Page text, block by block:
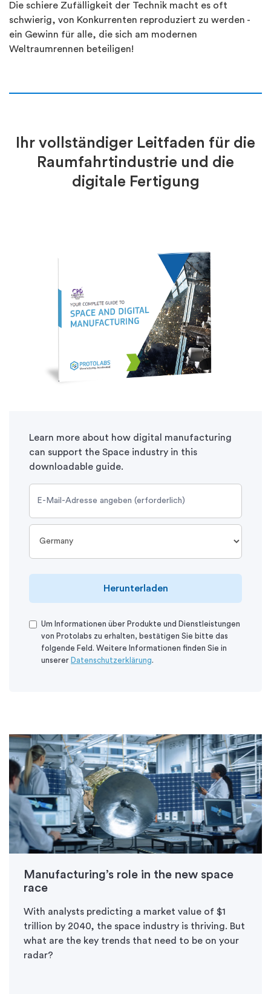
Die schiere Zufälligkeit der Technik macht es oft
schwierig, von Konkurrenten reproduziert zu werden -
ein Gewinn für alle, die sich am modernen
Weltraumrennen beteiligen!
Ihr vollständiger Leitfaden für die
Raumfahrtindustrie und die
digitale Fertigung
Learn more about how digital manufacturing
can support the Space industry in this
downloadable guide.
Herunterladen
Um Informationen über Produkte und Dienstleistungen
von Protolabs zu erhalten, bestätigen Sie bitte das
folgende Feld. Weitere Informationen finden Sie in
unserer Datenschutzerklärung.
Manufacturing’s role in the new space
race
With analysts predicting a market value of $1
trillion by 2040, the space industry is thriving. But
what are the key trends that need to be on your
radar?